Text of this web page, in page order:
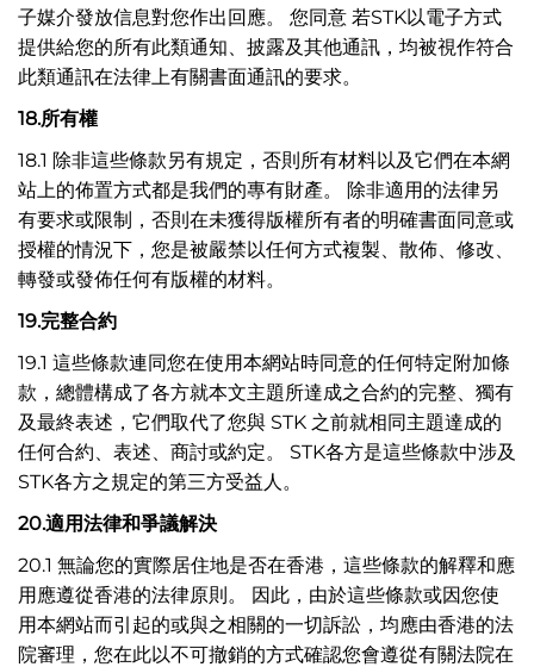
子媒介發放信息對您作出回應。 您同意 若STK以電子方式
提供給您的所有此類通知、披露及其他通訊，均被視作符合
此類通訊在法律上有關書面通訊的要求。
18.所有權
18.1 除非這些條款另有規定，否則所有材料以及它們在本網
站上的佈置方式都是我們的專有財產。 除非適用的法律另
有要求或限制，否則在未獲得版權所有者的明確書面同意或
授權的情況下，您是被嚴禁以任何方式複製、散佈、修改、
轉發或發佈任何有版權的材料。
19.完整合約
19.1 這些條款連同您在使用本網站時同意的任何特定附加條
款，總體構成了各方就本文主題所達成之合約的完整、獨有
及最終表述，它們取代了您與 STK 之前就相同主題達成的
任何合約、表述、商討或約定。 STK各方是這些條款中涉及
STK各方之規定的第三方受益人。
20.適用法律和爭議解決
20.1 無論您的實際居住地是否在香港，這些條款的解釋和應
用應遵從香港的法律原則。 因此，由於這些條款或因您使
用本網站而引起的或與之相關的一切訴訟，均應由香港的法
院審理，您在此以不可撤銷的方式確認您會遵從有關法院在